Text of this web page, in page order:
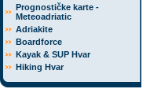
Prognostičke karte -
Meteoadriatic
Adriakite
Boardforce
Kayak & SUP Hvar
Hiking Hvar